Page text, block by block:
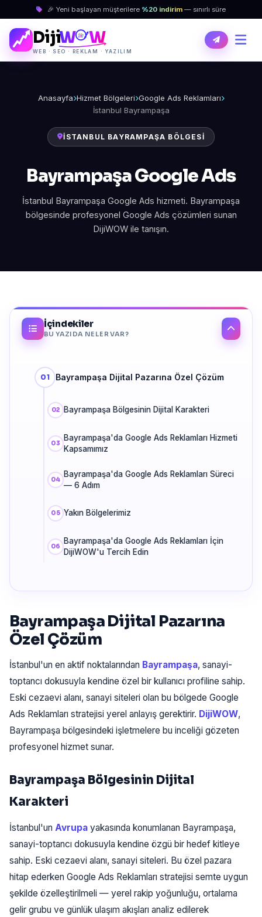
🎉 Yeni başlayan müşterilere %20 indirim — sınırlı süre
DijiW W
WEB · SEO · REKLAM · YAZILIM
Anasayfa Hizmet Bölgeleri Google Ads Reklamları
İstanbul Bayrampaşa
İSTANBUL BAYRAMPAŞA BÖLGESI
Bayrampaşa Google Ads
İstanbul Bayrampaşa Google Ads hizmeti. Bayrampaşa
bölgesinde profesyonel Google Ads çözümleri sunan
DijiWOW ile tanışın.
İçindekiler
BU YAZIDA NELER VAR?
Bayrampaşa Dijital Pazarına Özel Çözüm
Bayrampaşa Bölgesinin Dijital Karakteri
Bayrampaşa'da Google Ads Reklamları Hizmeti
Kapsamımız
Bayrampaşa'da Google Ads Reklamları Süreci
— 6 Adım
Yakın Bölgelerimiz
Bayrampaşa'da Google Ads Reklamları İçin
DijiWOW'u Tercih Edin
Bayrampaşa Dijital Pazarına
Özel Çözüm
İstanbul'un en aktif noktalarından Bayrampaşa, sanayi-
toptancı dokusuyla kendine özel bir kullanıcı profiline sahip.
Eski cezaevi alanı, sanayi siteleri olan bu bölgede Google
Ads Reklamları stratejisi yerel anlayış gerektirir. DijiWOW,
Bayrampaşa bölgesindeki işletmelere bu inceliği gözeten
profesyonel hizmet sunar.
Bayrampaşa Bölgesinin Dijital
Karakteri
İstanbul'un Avrupa yakasında konumlanan Bayrampaşa,
sanayi-toptancı dokusuyla kendine özgü bir hedef kitleye
sahip. Eski cezaevi alanı, sanayi siteleri. Bu özel pazara
hitap ederken Google Ads Reklamları stratejisi semte uygun
şekilde özelleştirilmeli — yerel rakip yoğunluğu, ortalama
gelir grubu ve günlük ulaşım akışları analiz edilerek